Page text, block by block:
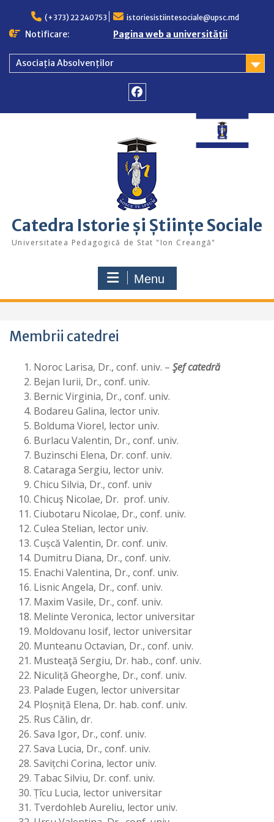
content
(+373) 22 240753 istoriesistiintesociale@upsc.md
Notificare: Pagina web a universității
Asociația Absolvenților
Catedra Istorie și Științe Sociale
Universitatea Pedagogică de Stat "Ion Creangă"
Menu
Membrii catedrei
Noroc Larisa, Dr., conf. univ. – Şef catedră
Bejan Iurii, Dr., conf. univ.
Bernic Virginia, Dr., conf. univ.
Bodareu Galina, lector univ.
Bolduma Viorel, lector univ.
Burlacu Valentin, Dr., conf. univ.
Buzinschi Elena, Dr. conf. univ.
Cataraga Sergiu, lector univ.
Chicu Silvia, Dr., conf. univ
Chicuş Nicolae, Dr. prof. univ.
Ciubotaru Nicolae, Dr., conf. univ.
Culea Stelian, lector univ.
Cușcă Valentin, Dr. conf. univ.
Dumitru Diana, Dr., conf. univ.
Enachi Valentina, Dr., conf. univ.
Lisnic Angela, Dr., conf. univ.
Maxim Vasile, Dr., conf. univ.
Melinte Veronica, lector universitar
Moldovanu Iosif, lector universitar
Munteanu Octavian, Dr., conf. univ.
Musteaţă Sergiu, Dr. hab., conf. univ.
Niculiță Gheorghe, Dr., conf. univ.
Palade Eugen, lector universitar
Ploșniță Elena, Dr. hab. conf. univ.
Rus Călin, dr.
Sava Igor, Dr., conf. univ.
Sava Lucia, Dr., conf. univ.
Savițchi Corina, lector univ.
Tabac Silviu, Dr. conf. univ.
Țîcu Lucia, lector universitar
Tverdohleb Aureliu, lector univ.